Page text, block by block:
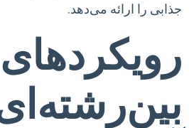
جذابی را ارائه می‌دهد.
رویکردهای